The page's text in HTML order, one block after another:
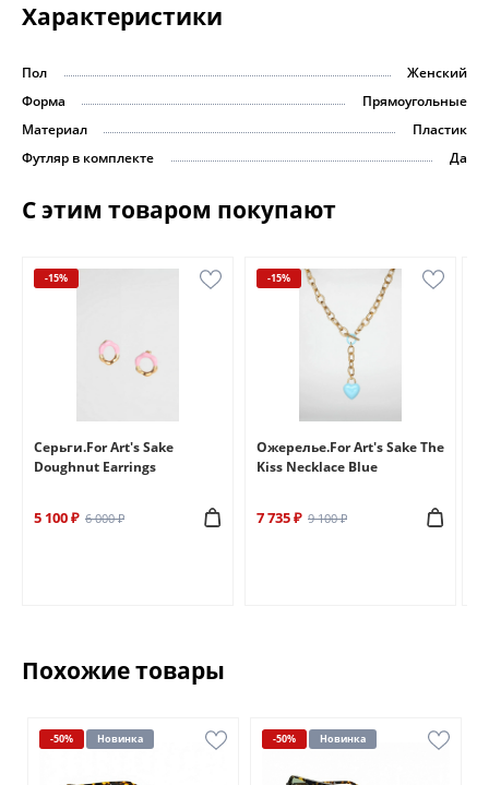
Характеристики
Пол
Женский
Форма
Прямоугольные
Материал
Пластик
Футляр в комплекте
Да
С этим товаром покупают
-15%
Серьги.For Art's Sake
Doughnut Earrings
5 100 ₽ 6 000 ₽
-15%
Ожерелье.For Art's Sake The
Kiss Necklace Blue
7 735 ₽ 9 100 ₽
Похожие товары
-50% Новинка -50% Новинка